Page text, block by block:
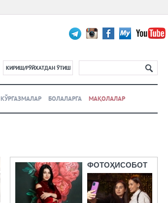
КИРИШ/РЎЙХАТДАН ЎТИШ
КЎРГАЗМАЛАР БОЛАЛАРГА МАҚОЛАЛАР
ФОТОҲИСОБОТ